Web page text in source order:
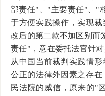
部责任"、"主要责任"、"
于方便实践操作，实现
改后的第二款不加区别而
责任"，意在委托法官针对
从中国当前裁判实践情
公正的法律外因素之存在
民法院的威信，原来的"